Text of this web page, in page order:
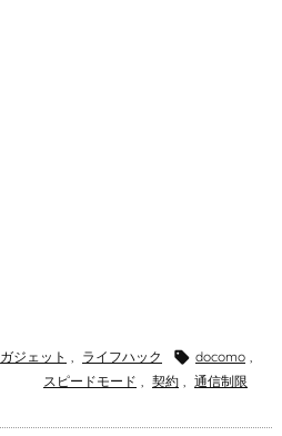
ガジェット , ライフハック  docomo ,
スピードモード , 契約 , 通信制限